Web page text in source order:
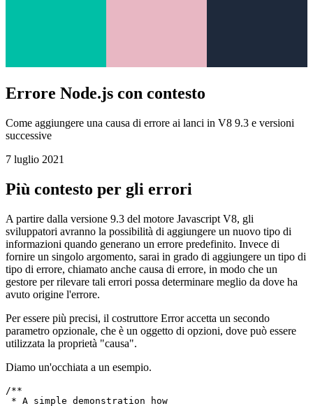
successive
7 luglio 2021
Più contesto per gli errori
A partire dalla versione 9.3 del motore Javascript V8, gli
sviluppatori avranno la possibilità di aggiungere un nuovo tipo di
informazioni quando generano un errore predefinito. Invece di
fornire un singolo argomento, sarai in grado di aggiungere un tipo di
tipo di errore, chiamato anche causa di errore, in modo che un
gestore per rilevare tali errori possa determinare meglio da dove ha
avuto origine l'errore.
Per essere più precisi, il costruttore Error accetta un secondo
parametro opzionale, che è un oggetto di opzioni, dove può essere
utilizzata la proprietà "causa".